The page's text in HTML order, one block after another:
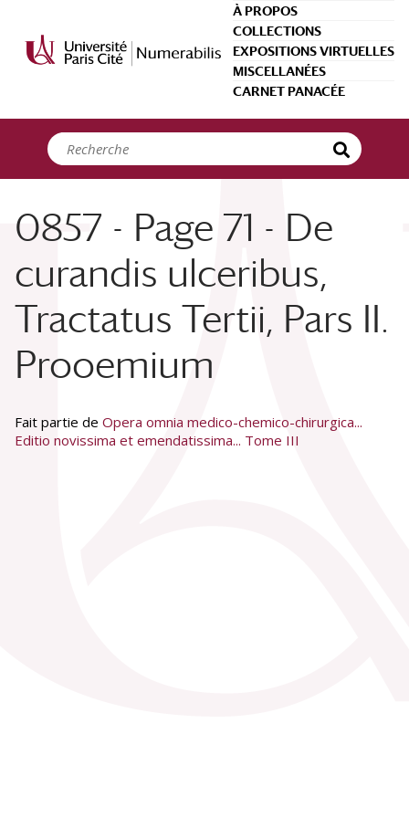
À PROPOS
COLLECTIONS
EXPOSITIONS VIRTUELLES
MISCELLANÉES
CARNET PANACÉE
0857 - Page 71 - De
curandis ulceribus,
Tractatus Tertii, Pars II.
Prooemium
Fait partie de Opera omnia medico-chemico-chirurgica...
Editio novissima et emendatissima... Tome III